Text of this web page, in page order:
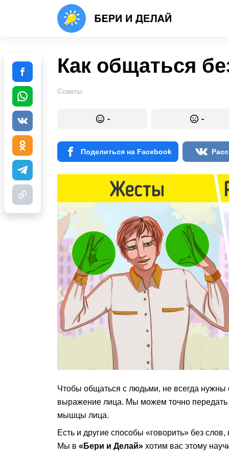
Как общаться
Советы
- -
Поделиться на Facebook
Чтобы общаться с людьми, не всегда
выражение лица. Мы можем точно передать
мышцы лица.
Есть и другие способы «говорить» без
Мы в «Бери и Делай» хотим вас этому